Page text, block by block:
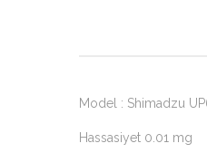
Model : Shimadzu
Hassasiyet 0.01 mg